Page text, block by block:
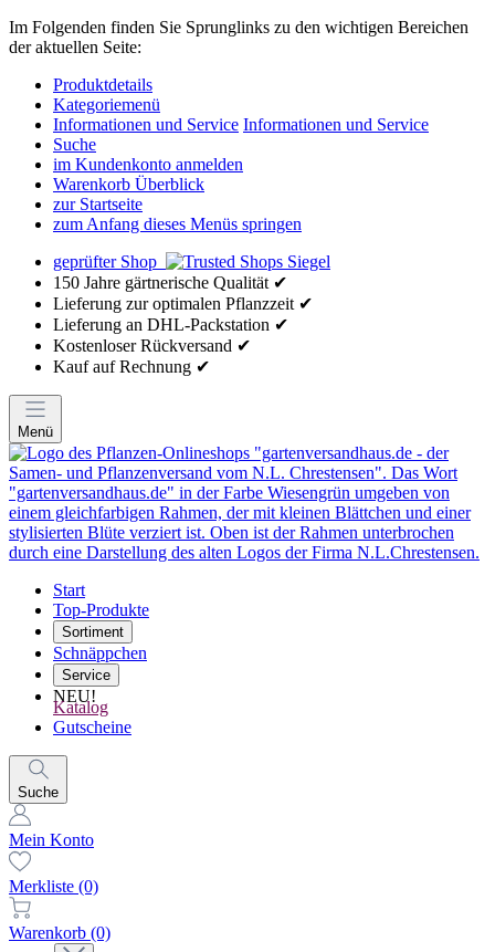
Im Folgenden finden Sie Sprunglinks zu den wichtigen Bereichen
der aktuellen Seite:
Produktdetails
Kategoriemenü
Informationen und Service Informationen und Service
Suche
im Kundenkonto anmelden
Warenkorb Überblick
zur Startseite
zum Anfang dieses Menüs springen
geprüfter Shop
150 Jahre gärtnerische Qualität ✔
Lieferung zur optimalen Pflanzzeit ✔
Lieferung an DHL-Packstation ✔
Kostenloser Rückversand ✔
Kauf auf Rechnung ✔
Menü
Start
Top-Produkte
Sortiment
Schnäppchen
Service
NEU!
Katalog
Gutscheine
Suche
Mein Konto
Merkliste (0)
Warenkorb (0)